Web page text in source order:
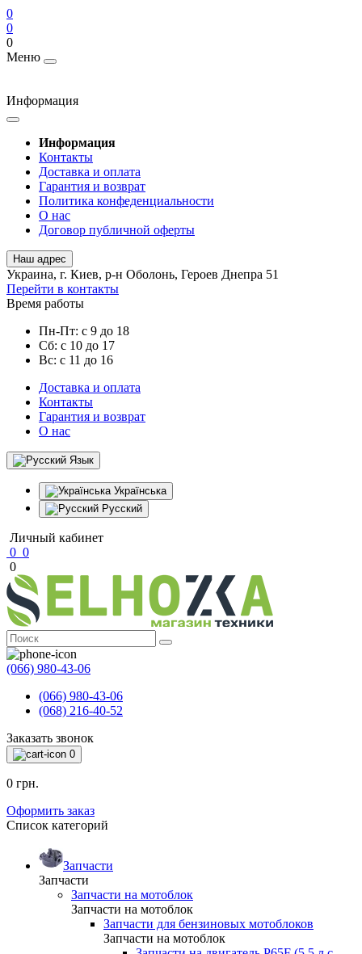
0
0
0
Меню
Информация
Информация
Контакты
Доставка и оплата
Гарантия и возврат
Политика конфеденциальности
О нас
Договор публичной оферты
Наш адрес
Украина, г. Киев, р-н Оболонь, Героев Днепра 51
Перейти в контакты
Время работы
Пн-Пт: с 9 до 18
Сб: с 10 до 17
Вс: с 11 до 16
Доставка и оплата
Контакты
Гарантия и возврат
О нас
Язык
Українська
Русский
Личный кабинет
0 0
0
(066) 980-43-06
(066) 980-43-06
(068) 216-40-52
Заказать звонок
0
0 грн.
Оформить заказ
Список категорий
Запчасти
Запчасти
Запчасти на мотоблок
Запчасти на мотоблок
Запчасти для бензиновых мотоблоков
Запчасти на мотоблок